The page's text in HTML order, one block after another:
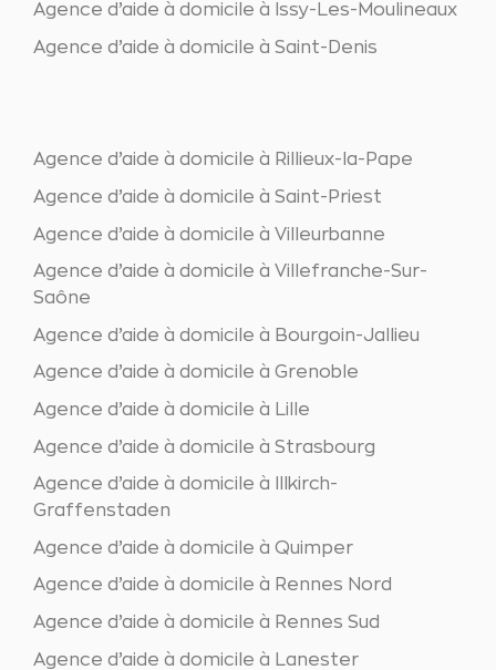
Agence d’aide à domicile à Issy-Les-Moulineaux
Agence d’aide à domicile à Saint-Denis
Agence d’aide à domicile à Rillieux-la-Pape
Agence d’aide à domicile à Saint-Priest
Agence d’aide à domicile à Villeurbanne
Agence d’aide à domicile à Villefranche-Sur-
Saône
Agence d’aide à domicile à Bourgoin-Jallieu
Agence d’aide à domicile à Grenoble
Agence d’aide à domicile à Lille
Agence d’aide à domicile à Strasbourg
Agence d’aide à domicile à Illkirch-
Graffenstaden
Agence d’aide à domicile à Quimper
Agence d’aide à domicile à Rennes Nord
Agence d’aide à domicile à Rennes Sud
Agence d’aide à domicile à Lanester